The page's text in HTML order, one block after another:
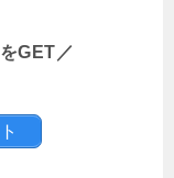
GET／